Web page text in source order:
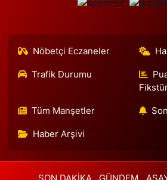
Doğan Eczanesi
İsmetpaşa Mahallesi 74. Sokak 14 A Eser
Dudayev Kapalı Pazarı arasındaki bağlantı
Nazlı Eczanesi
Çaprazı
0 (212) 599 12 12 Yol Tarifi Al
Nöbetçi Eczaneler
Trafik Durumu
Tüm Manşetler
Haber Arşivi